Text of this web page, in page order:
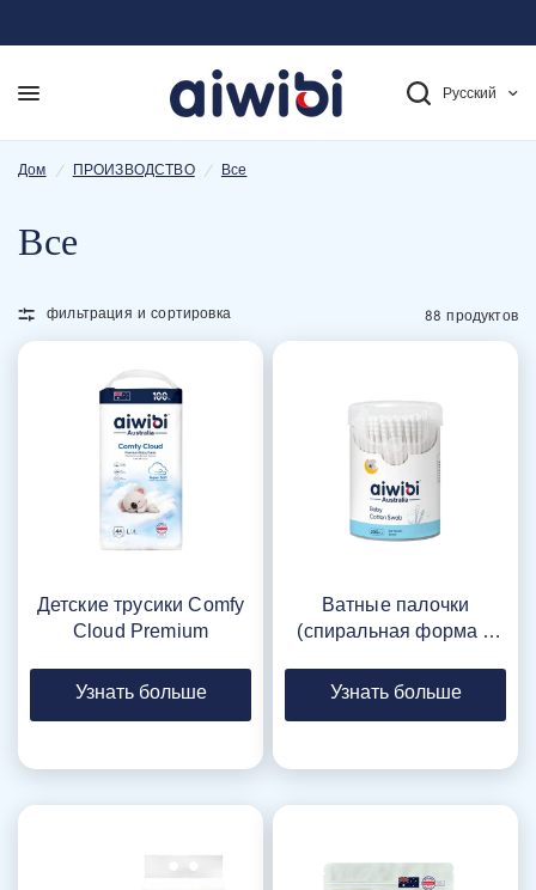
Русский
Дом / ПРОИЗВОДСТВО / Все
Все
фильтрация и сортировка 88 продуктов
Детские трусики Comfy
Cloud Premium
Узнать больше
Ватные палочки
(спиральная форма +
Узнать больше